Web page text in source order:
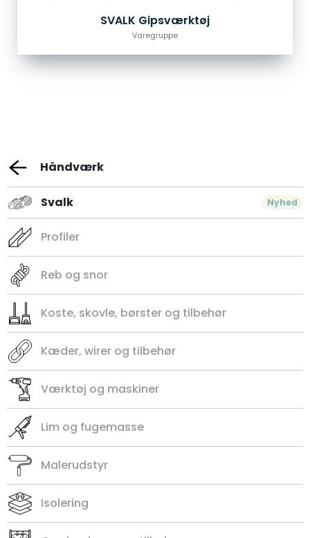
SVALK Gipsværktøj
Varegruppe
Håndværk
Svalk Nyhed
Profiler
Reb og snor
Koste, skovle, børster og tilbehør
Kæder, wirer og tilbehør
Værktøj og maskiner
Lim og fugemasse
Malerudstyr
Isolering